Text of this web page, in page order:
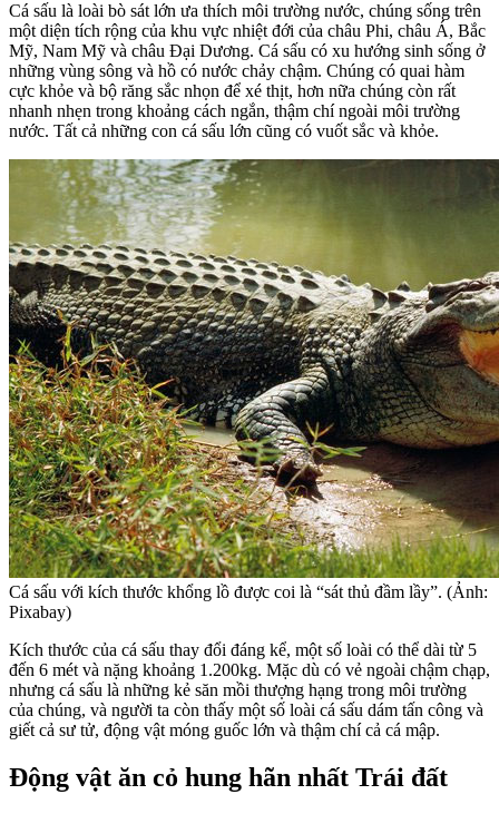
Cá sấu là loài bò sát lớn ưa thích môi trường nước, chúng sống trên
một diện tích rộng của khu vực nhiệt đới của châu Phi, châu Á, Bắc
Mỹ, Nam Mỹ và châu Đại Dương. Cá sấu có xu hướng sinh sống ở
những vùng sông và hồ có nước chảy chậm. Chúng có quai hàm
cực khỏe và bộ răng sắc nhọn để xé thịt, hơn nữa chúng còn rất
nhanh nhẹn trong khoảng cách ngắn, thậm chí ngoài môi trường
nước. Tất cả những con cá sấu lớn cũng có vuốt sắc và khỏe.
Cá sấu với kích thước khổng lồ được coi là “sát thủ đầm lầy”. (Ảnh:
Pixabay)
Kích thước của cá sấu thay đổi đáng kể, một số loài có thể dài từ 5
đến 6 mét và nặng khoảng 1.200kg. Mặc dù có vẻ ngoài chậm chạp,
nhưng cá sấu là những kẻ săn mồi thượng hạng trong môi trường
của chúng, và người ta còn thấy một số loài cá sấu dám tấn công và
giết cả sư tử, động vật móng guốc lớn và thậm chí cả cá mập.
Động vật ăn cỏ hung hãn nhất Trái đất